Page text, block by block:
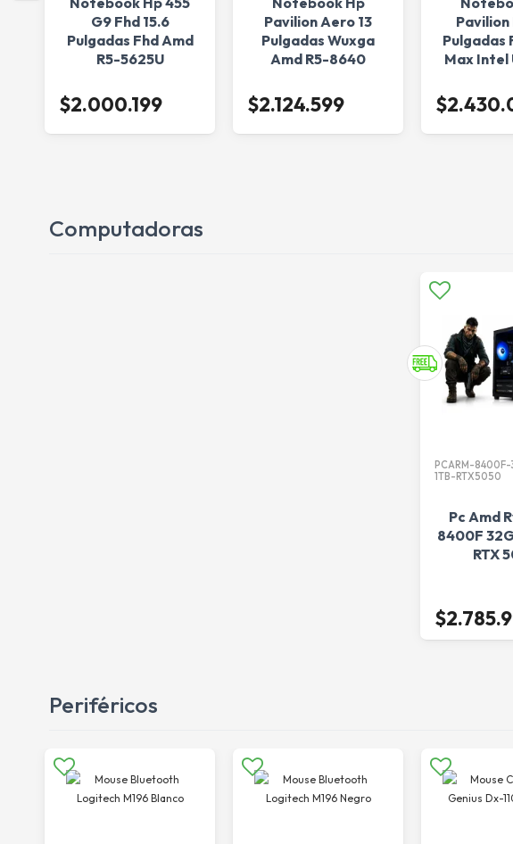
G9 Fhd 15.6
Pulgadas Fhd Amd
R5-5625U
$2.000.199
Pavilion Aero 13
Pulgadas Wuxga
Amd R5-8640
$2.124.599
Pavilion
Pulgadas
Max Intel
Computadoras
PCARM-
1TB-RTX5050
Pc Amd
8400F
RTX
Periféricos